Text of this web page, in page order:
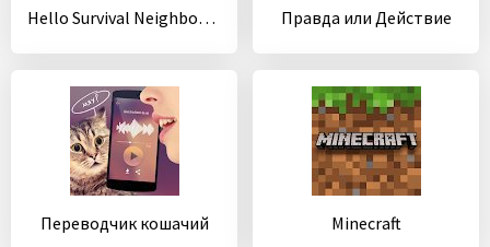
Hello Survival Neighbor 3D Правда или Действие
Переводчик кошачий Minecraft